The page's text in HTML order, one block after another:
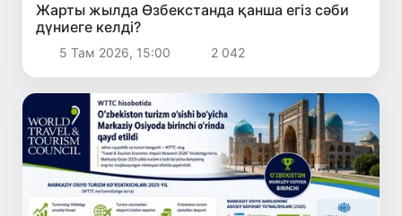
Жарты жылда Өзбекстанда қанша егіз сәби
дүниеге келді?
5 Там 2026, 15:00 2 042